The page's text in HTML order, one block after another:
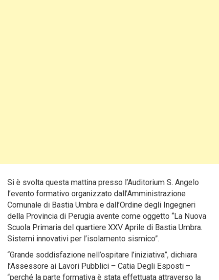
Si è svolta questa mattina presso l’Auditorium S. Angelo
l’evento formativo organizzato dall’Amministrazione
Comunale di Bastia Umbra e dall’Ordine degli Ingegneri
della Provincia di Perugia avente come oggetto “La Nuova
Scuola Primaria del quartiere XXV Aprile di Bastia Umbra.
Sistemi innovativi per l’isolamento sismico”.
“Grande soddisfazione nell’ospitare l’iniziativa”, dichiara
l’Assessore ai Lavori Pubblici – Catia Degli Esposti –
“perché la parte formativa è stata effettuata attraverso la